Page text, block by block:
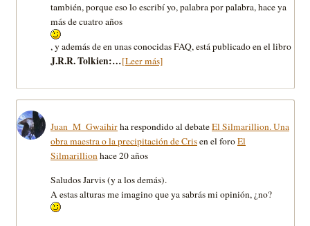
también, porque eso lo escribí­ yo, palabra por palabra, hace ya
más de cuatro años
, y además de en unas conocidas FAQ, está publicado en el libro
J.R.R. Tolkien:…[Leer más]
Juan_M_Gwaihirha respondido al debateEl Silmarillion. Una
obra maestra o la precipitación de Crisen el foroEl
Silmarillionhace 20 años
Saludos Jarvis (y a los demás).
A estas alturas me imagino que ya sabrás mi opinión, ¿no?